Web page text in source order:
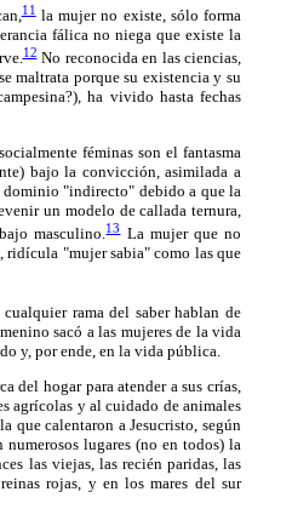
11la mujer no existe, sólo forma
fálica no niega que existe la
12No reconocida en las ciencias,
maltrata porque su existencia y su
ha vivido hasta fechas
féminas son el fantasma
bajo la convicción, asimilada a
dominio "indirecto" debido a que la
un modelo de callada ternura,
masculino.13La mujer que no
ridícula "mujer sabia" como las que
rama del saber hablan de
sacó a las mujeres de la vida
y, por ende, en la vida pública.
del hogar para atender a sus crías,
agrícolas y al cuidado de animales
que calentaron a Jesucristo, según
lugares (no en todos) la
las viejas, las recién paridas, las
rojas, y en los mares del sur